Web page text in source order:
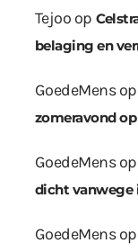
Tejoo op
belaging en
GoedeMensop
zomeravond
GoedeMensop
dicht vanwege
GoedeMensop